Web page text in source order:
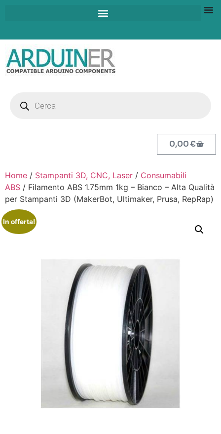
0,00€
Home / Stampanti 3D, CNC, Laser / Consumabili
ABS / Filamento ABS 1.75mm 1kg – Bianco – Alta Qualità
per Stampanti 3D (MakerBot, Ultimaker, Prusa, RepRap)
In offerta!